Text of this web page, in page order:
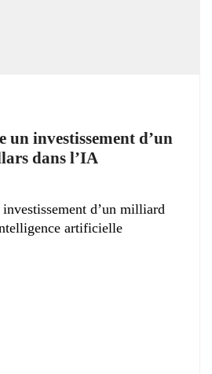
un investissement d’un
dans l’IA
d’un milliard
artificielle